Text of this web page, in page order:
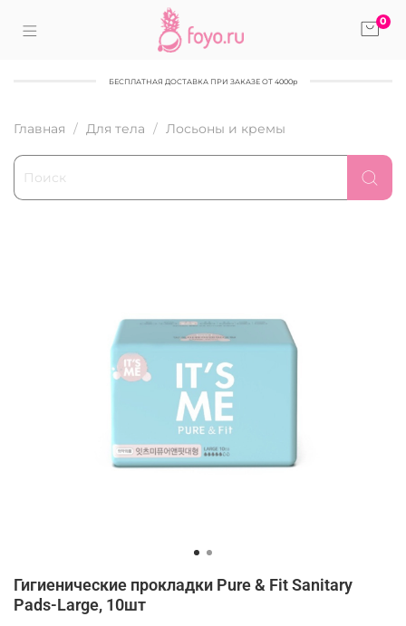
0
БЕСПЛАТНАЯ ДОСТАВКА ПРИ ЗАКАЗЕ ОТ 4000р
Главная Для тела Лосьоны и кремы
Гигиенические прокладки Pure & Fit Sanitary
Pads-Large, 10шт